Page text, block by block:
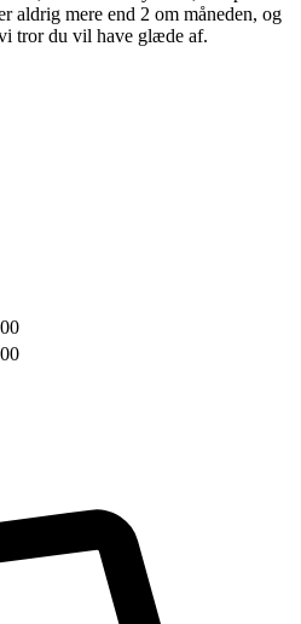
aldrig mere end 2 om måneden, og
tror du vil have glæde af.